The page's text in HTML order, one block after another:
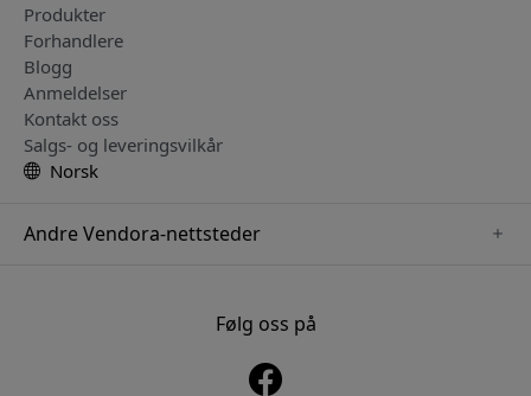
Produkter
Forhandlere
Blogg
Anmeldelser
Kontakt oss
Salgs- og leveringsvilkår
Norsk
Andre Vendora-nettsteder
www.nordicsmartlight.seFølg oss på